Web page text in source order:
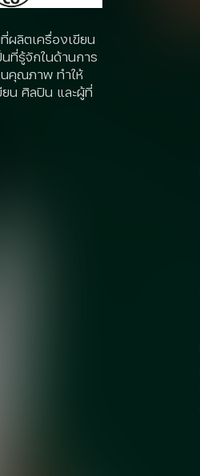
ผลิตเครื่องเขียน
ที่รู้จักในด้านการ
คุณภาพ ทำให้
น ศิลปิน และผู้ที่